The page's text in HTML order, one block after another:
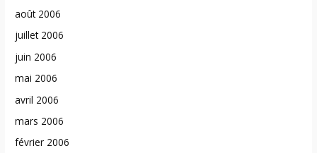
août 2006
juillet 2006
juin 2006
mai 2006
avril 2006
mars 2006
février 2006